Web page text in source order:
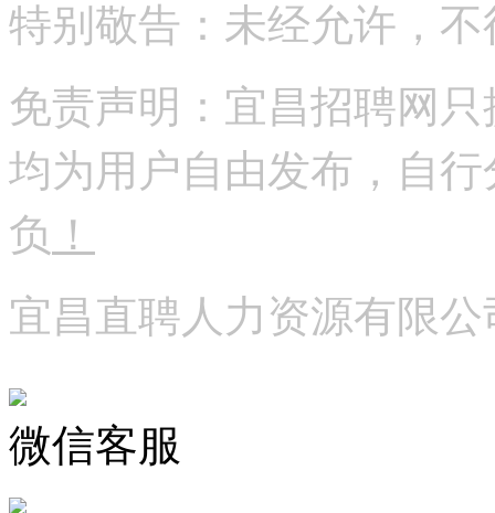
特别敬告：未经允许，
免责声明：宜昌招聘网
均为用户自由发布，自
负 ！
宜昌直聘人力资源有限
微信客服